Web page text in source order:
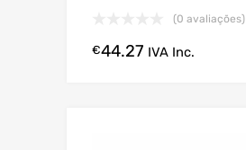
(0 avaliações)
€44.27 IVA Inc.